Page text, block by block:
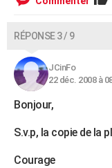
RÉPONSE 3 / 9
JCinFo
22 déc. 2008 à
Bonjour,
S.v.p, la copie de la
Courage